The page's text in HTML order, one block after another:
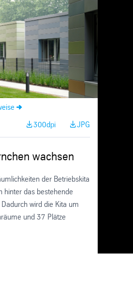
300dpi JPG
wachsen
der Betriebskita
hinter das bestehende
wird die Kita um
und 37 Plätze